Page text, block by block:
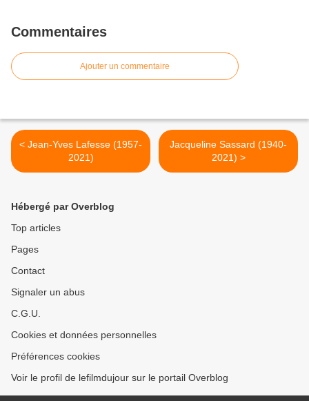
Commentaires
Ajouter un commentaire
< Jean-Yves Lafesse (1957-
2021)
Jacqueline Sassard (1940-
2021) >
Hébergé par Overblog
Top articles
Pages
Contact
Signaler un abus
C.G.U.
Cookies et données personnelles
Préférences cookies
Voir le profil de lefilmdujour sur le portail Overblog